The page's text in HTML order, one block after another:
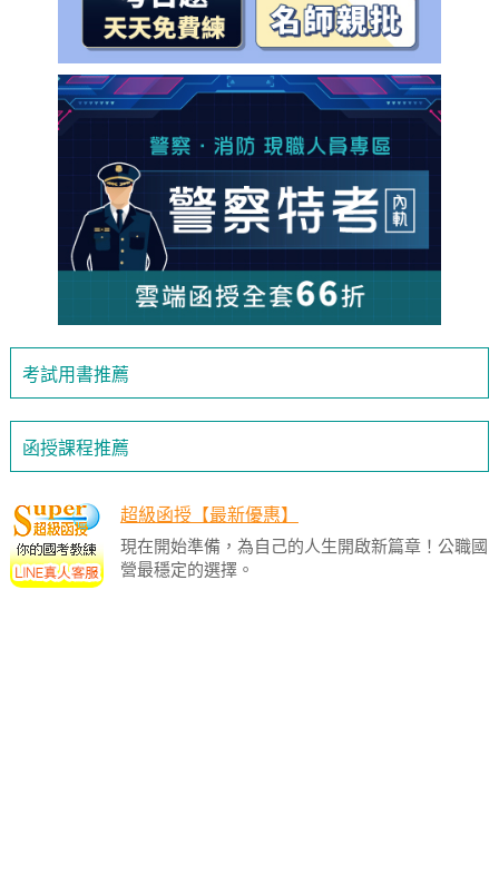
考試用書推薦
函授課程推薦
超級函授【最新優惠】
現在開始準備，為自己的人生開啟新篇章！公職國
營最穩定的選擇。